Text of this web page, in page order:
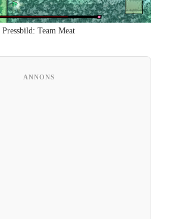
Pressbild: Team Meat
ANNONS